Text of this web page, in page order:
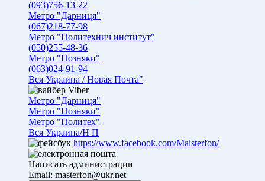
(093)756-13-22
Метро "Дарниця"
(067)218-77-98
Метро "Политехнич институт"
(050)255-48-36
Метро "Позняки"
(063)024-91-94
Вся Украина / Новая Почта"
Viber
Метро "Дарниця"
Метро "Позняки"
Метро "Политех"
Вся Украина/Н П
https://www.facebook.com/Maisterfon/
Написать администрации
Email: masterfon@ukr.net